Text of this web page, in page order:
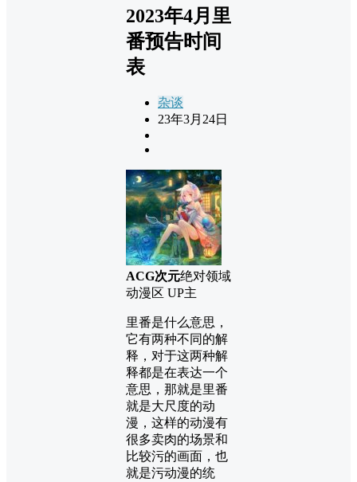
2023年4月里
番预告时间
表
杂谈
23年3月24日
ACG次元绝对领域
动漫区 UP主
里番是什么意思，
它有两种不同的解
释，对于这两种解
释都是在表达一个
意思，那就是里番
就是大尺度的动
漫，这样的动漫有
很多卖肉的场景和
比较污的画面，也
就是污动漫的统